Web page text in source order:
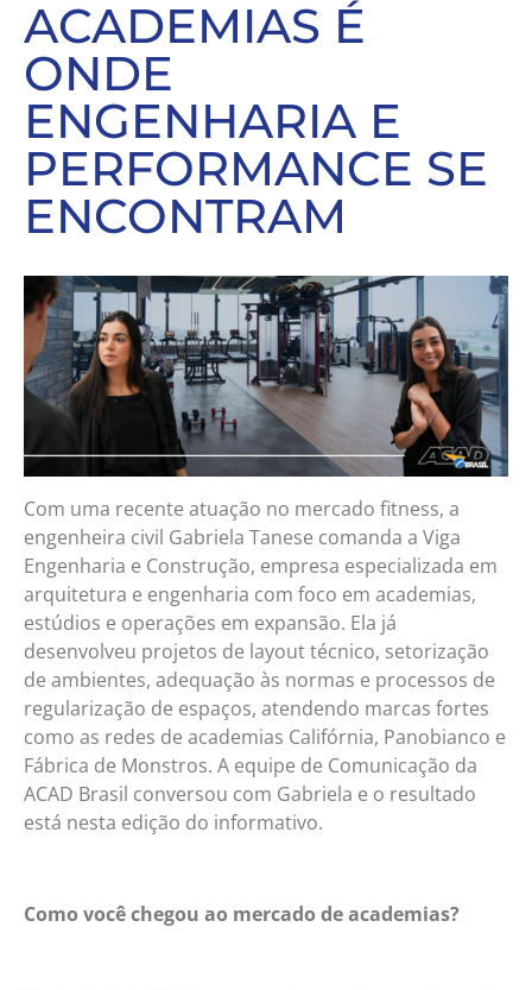
ACADEMIAS É
ONDE
ENGENHARIA E
PERFORMANCE SE
ENCONTRAM
Com uma recente atuação no mercado fitness, a
engenheira civil Gabriela Tanese comanda a Viga
Engenharia e Construção, empresa especializada em
arquitetura e engenharia com foco em academias,
estúdios e operações em expansão. Ela já
desenvolveu projetos de layout técnico, setorização
de ambientes, adequação às normas e processos de
regularização de espaços, atendendo marcas fortes
como as redes de academias Califórnia, Panobianco e
Fábrica de Monstros. A equipe de Comunicação da
ACAD Brasil conversou com Gabriela e o resultado
está nesta edição do informativo.
Como você chegou ao mercado de academias?